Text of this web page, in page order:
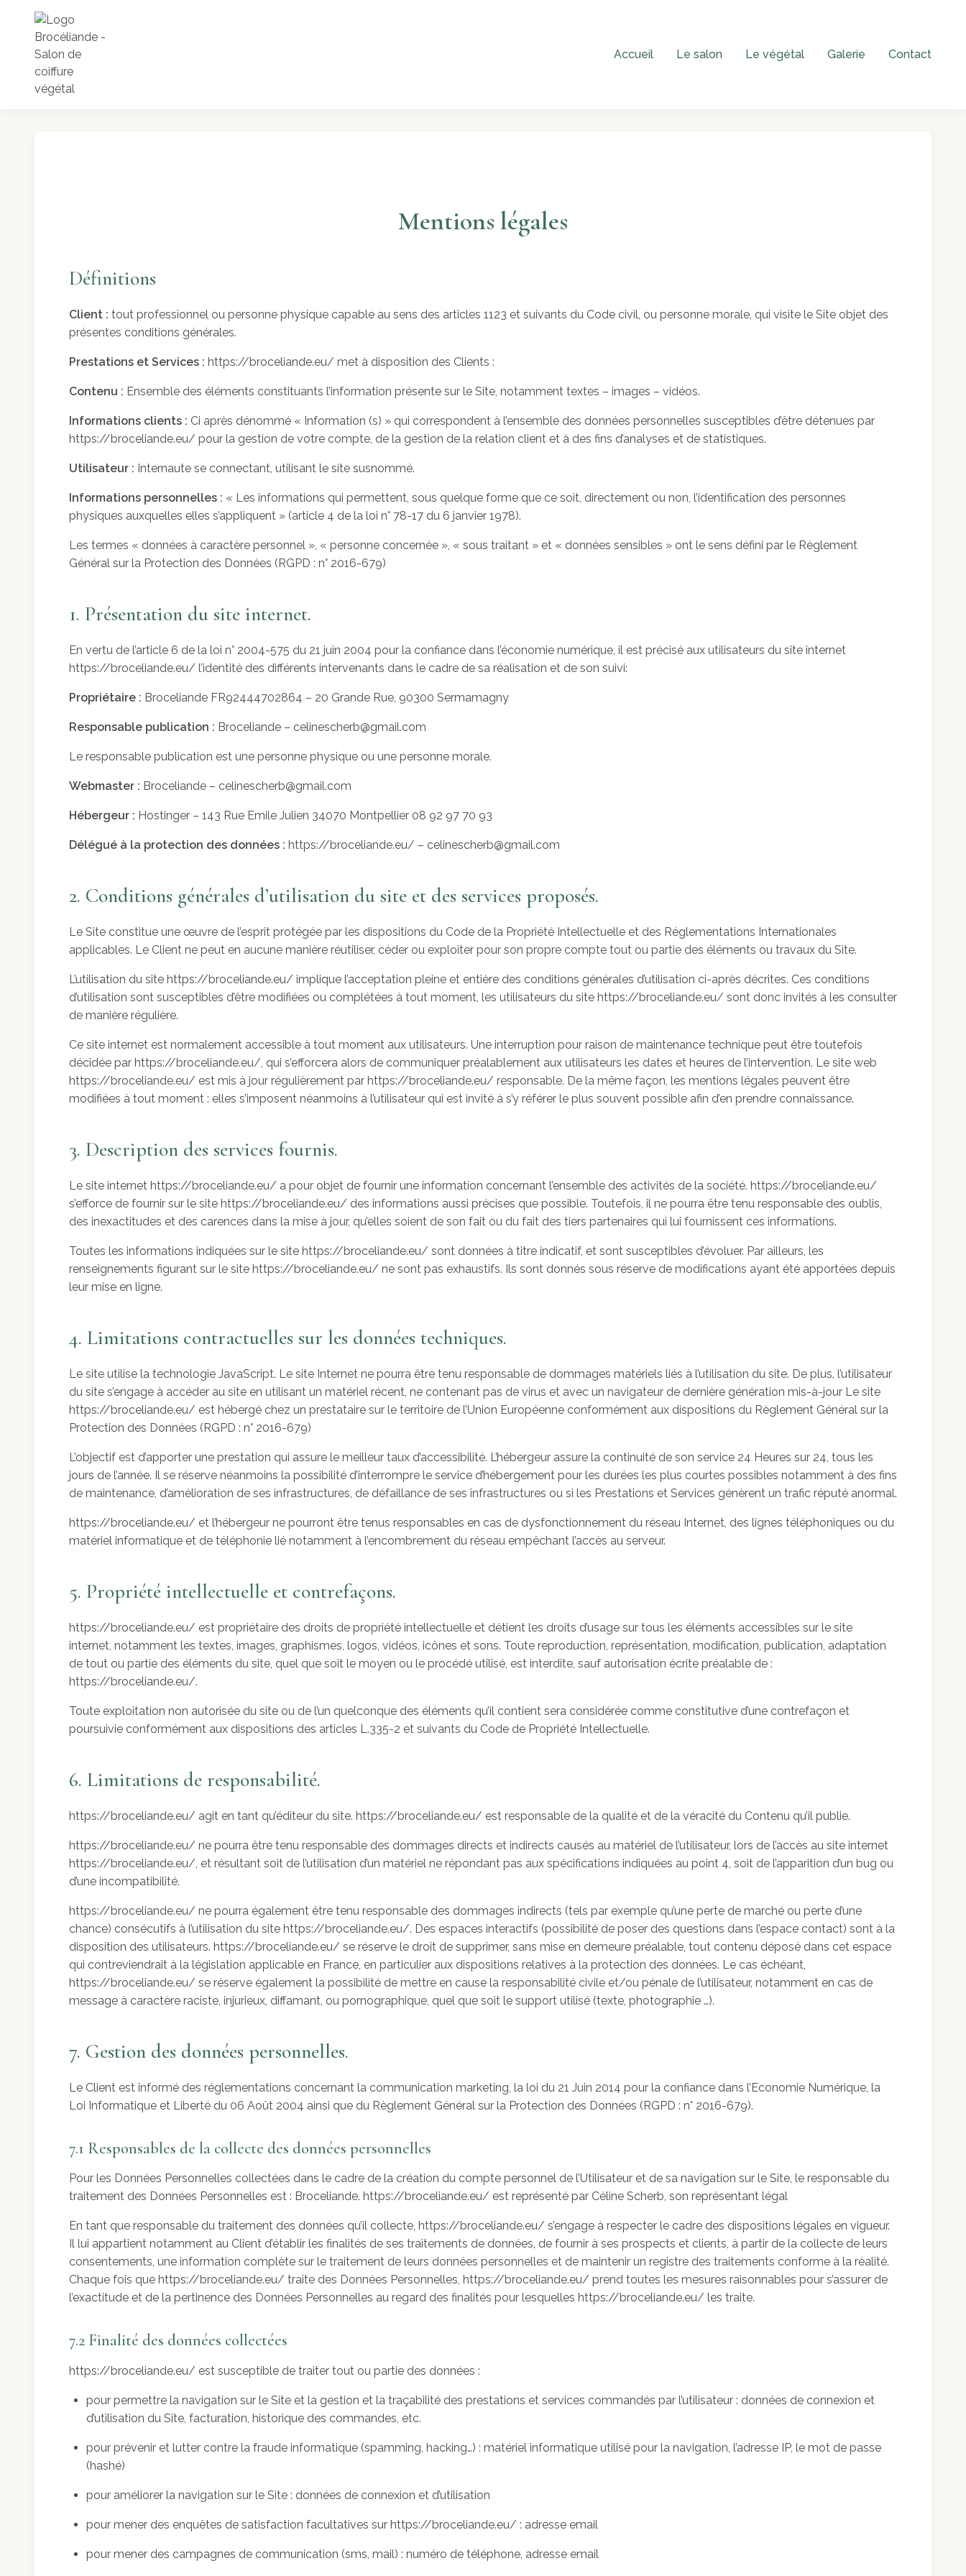
Accueil Le salon Le végétal Galerie Contact
Mentions légales
Définitions
Client : tout professionnel ou personne physique capable au sens des articles 1123 et suivants du Code civil, ou personne morale, qui visite le Site objet des
présentes conditions générales.
Prestations et Services : https://broceliande.eu/ met à disposition des Clients :
Contenu : Ensemble des éléments constituants l’information présente sur le Site, notamment textes – images – vidéos.
Informations clients : Ci après dénommé « Information (s) » qui correspondent à l’ensemble des données personnelles susceptibles d’être détenues par
https://broceliande.eu/ pour la gestion de votre compte, de la gestion de la relation client et à des fins d’analyses et de statistiques.
Utilisateur : Internaute se connectant, utilisant le site susnommé.
Informations personnelles : « Les informations qui permettent, sous quelque forme que ce soit, directement ou non, l’identification des personnes
physiques auxquelles elles s’appliquent » (article 4 de la loi n° 78-17 du 6 janvier 1978).
Les termes « données à caractère personnel », « personne concernée », « sous traitant » et « données sensibles » ont le sens défini par le Règlement
Général sur la Protection des Données (RGPD : n° 2016-679)
1. Présentation du site internet.
En vertu de l’article 6 de la loi n° 2004-575 du 21 juin 2004 pour la confiance dans l’économie numérique, il est précisé aux utilisateurs du site internet
https://broceliande.eu/ l’identité des différents intervenants dans le cadre de sa réalisation et de son suivi:
Propriétaire : Broceliande FR92444702864 – 20 Grande Rue, 90300 Sermamagny
Responsable publication : Broceliande – celinescherb@gmail.com
Le responsable publication est une personne physique ou une personne morale.
Webmaster : Broceliande – celinescherb@gmail.com
Hébergeur : Hostinger – 143 Rue Emile Julien 34070 Montpellier 08 92 97 70 93
Délégué à la protection des données : https://broceliande.eu/ – celinescherb@gmail.com
2. Conditions générales d’utilisation du site et des services proposés.
Le Site constitue une œuvre de l’esprit protégée par les dispositions du Code de la Propriété Intellectuelle et des Réglementations Internationales
applicables. Le Client ne peut en aucune manière réutiliser, céder ou exploiter pour son propre compte tout ou partie des éléments ou travaux du Site.
L’utilisation du site https://broceliande.eu/ implique l’acceptation pleine et entière des conditions générales d’utilisation ci-après décrites. Ces conditions
d’utilisation sont susceptibles d’être modifiées ou complétées à tout moment, les utilisateurs du site https://broceliande.eu/ sont donc invités à les consulter
de manière régulière.
Ce site internet est normalement accessible à tout moment aux utilisateurs. Une interruption pour raison de maintenance technique peut être toutefois
décidée par https://broceliande.eu/, qui s’efforcera alors de communiquer préalablement aux utilisateurs les dates et heures de l’intervention. Le site web
https://broceliande.eu/ est mis à jour régulièrement par https://broceliande.eu/ responsable. De la même façon, les mentions légales peuvent être
modifiées à tout moment : elles s’imposent néanmoins à l’utilisateur qui est invité à s’y référer le plus souvent possible afin d’en prendre connaissance.
3. Description des services fournis.
Le site internet https://broceliande.eu/ a pour objet de fournir une information concernant l’ensemble des activités de la société. https://broceliande.eu/
s’efforce de fournir sur le site https://broceliande.eu/ des informations aussi précises que possible. Toutefois, il ne pourra être tenu responsable des oublis,
des inexactitudes et des carences dans la mise à jour, qu’elles soient de son fait ou du fait des tiers partenaires qui lui fournissent ces informations.
Toutes les informations indiquées sur le site https://broceliande.eu/ sont données à titre indicatif, et sont susceptibles d’évoluer. Par ailleurs, les
renseignements figurant sur le site https://broceliande.eu/ ne sont pas exhaustifs. Ils sont donnés sous réserve de modifications ayant été apportées depuis
leur mise en ligne.
4. Limitations contractuelles sur les données techniques.
Le site utilise la technologie JavaScript. Le site Internet ne pourra être tenu responsable de dommages matériels liés à l’utilisation du site. De plus, l’utilisateur
du site s’engage à accéder au site en utilisant un matériel récent, ne contenant pas de virus et avec un navigateur de dernière génération mis-à-jour Le site
https://broceliande.eu/ est hébergé chez un prestataire sur le territoire de l’Union Européenne conformément aux dispositions du Règlement Général sur la
Protection des Données (RGPD : n° 2016-679)
L’objectif est d’apporter une prestation qui assure le meilleur taux d’accessibilité. L’hébergeur assure la continuité de son service 24 Heures sur 24, tous les
jours de l’année. Il se réserve néanmoins la possibilité d’interrompre le service d’hébergement pour les durées les plus courtes possibles notamment à des fins
de maintenance, d’amélioration de ses infrastructures, de défaillance de ses infrastructures ou si les Prestations et Services génèrent un trafic réputé anormal.
https://broceliande.eu/ et l’hébergeur ne pourront être tenus responsables en cas de dysfonctionnement du réseau Internet, des lignes téléphoniques ou du
matériel informatique et de téléphonie lié notamment à l’encombrement du réseau empêchant l’accès au serveur.
5. Propriété intellectuelle et contrefaçons.
https://broceliande.eu/ est propriétaire des droits de propriété intellectuelle et détient les droits d’usage sur tous les éléments accessibles sur le site
internet, notamment les textes, images, graphismes, logos, vidéos, icônes et sons. Toute reproduction, représentation, modification, publication, adaptation
de tout ou partie des éléments du site, quel que soit le moyen ou le procédé utilisé, est interdite, sauf autorisation écrite préalable de :
https://broceliande.eu/.
Toute exploitation non autorisée du site ou de l’un quelconque des éléments qu’il contient sera considérée comme constitutive d’une contrefaçon et
poursuivie conformément aux dispositions des articles L.335-2 et suivants du Code de Propriété Intellectuelle.
6. Limitations de responsabilité.
https://broceliande.eu/ agit en tant qu’éditeur du site. https://broceliande.eu/ est responsable de la qualité et de la véracité du Contenu qu’il publie.
https://broceliande.eu/ ne pourra être tenu responsable des dommages directs et indirects causés au matériel de l’utilisateur, lors de l’accès au site internet
https://broceliande.eu/, et résultant soit de l’utilisation d’un matériel ne répondant pas aux spécifications indiquées au point 4, soit de l’apparition d’un bug ou
d’une incompatibilité.
https://broceliande.eu/ ne pourra également être tenu responsable des dommages indirects (tels par exemple qu’une perte de marché ou perte d’une
chance) consécutifs à l’utilisation du site https://broceliande.eu/. Des espaces interactifs (possibilité de poser des questions dans l’espace contact) sont à la
disposition des utilisateurs. https://broceliande.eu/ se réserve le droit de supprimer, sans mise en demeure préalable, tout contenu déposé dans cet espace
qui contreviendrait à la législation applicable en France, en particulier aux dispositions relatives à la protection des données. Le cas échéant,
https://broceliande.eu/ se réserve également la possibilité de mettre en cause la responsabilité civile et/ou pénale de l’utilisateur, notamment en cas de
message à caractère raciste, injurieux, diffamant, ou pornographique, quel que soit le support utilisé (texte, photographie …).
7. Gestion des données personnelles.
Le Client est informé des réglementations concernant la communication marketing, la loi du 21 Juin 2014 pour la confiance dans l’Economie Numérique, la
Loi Informatique et Liberté du 06 Août 2004 ainsi que du Règlement Général sur la Protection des Données (RGPD : n° 2016-679).
7.1 Responsables de la collecte des données personnelles
Pour les Données Personnelles collectées dans le cadre de la création du compte personnel de l’Utilisateur et de sa navigation sur le Site, le responsable du
traitement des Données Personnelles est : Broceliande. https://broceliande.eu/ est représenté par Céline Scherb, son représentant légal
En tant que responsable du traitement des données qu’il collecte, https://broceliande.eu/ s’engage à respecter le cadre des dispositions légales en vigueur.
Il lui appartient notamment au Client d’établir les finalités de ses traitements de données, de fournir à ses prospects et clients, à partir de la collecte de leurs
consentements, une information complète sur le traitement de leurs données personnelles et de maintenir un registre des traitements conforme à la réalité.
Chaque fois que https://broceliande.eu/ traite des Données Personnelles, https://broceliande.eu/ prend toutes les mesures raisonnables pour s’assurer de
l’exactitude et de la pertinence des Données Personnelles au regard des finalités pour lesquelles https://broceliande.eu/ les traite.
7.2 Finalité des données collectées
https://broceliande.eu/ est susceptible de traiter tout ou partie des données :
pour permettre la navigation sur le Site et la gestion et la traçabilité des prestations et services commandés par l’utilisateur : données de connexion et
d’utilisation du Site, facturation, historique des commandes, etc.
pour prévenir et lutter contre la fraude informatique (spamming, hacking…) : matériel informatique utilisé pour la navigation, l’adresse IP, le mot de passe
(hashé)
pour améliorer la navigation sur le Site : données de connexion et d’utilisation
pour mener des enquêtes de satisfaction facultatives sur https://broceliande.eu/ : adresse email
pour mener des campagnes de communication (sms, mail) : numéro de téléphone, adresse email